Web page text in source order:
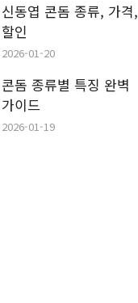
신동엽 콘돔 종류, 가격,
할인
2026-01-20
콘돔 종류별 특징 완벽
가이드
2026-01-19